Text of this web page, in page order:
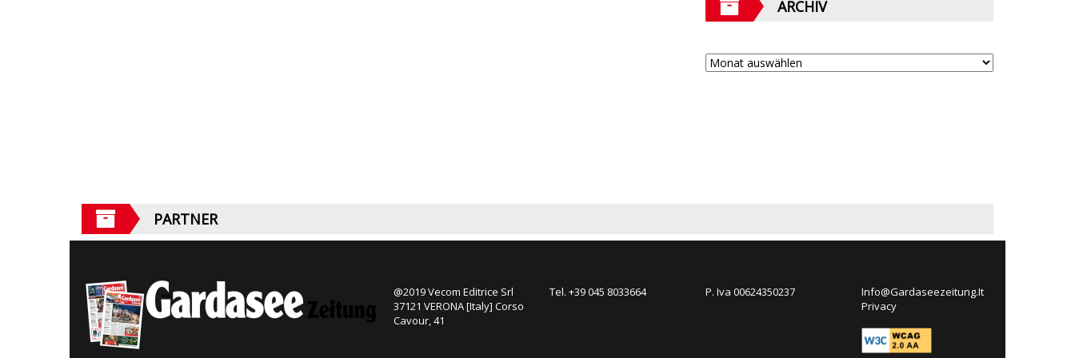
ARCHIV
PARTNER
@2019 Vecom Editrice Srl
37121 VERONA [Italy] Corso
Cavour, 41
Tel. +39 045 8033664 P. Iva 00624350237
Info@Gardaseezeitung.It
Privacy